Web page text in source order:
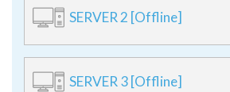
SERVER 2 [Offline]
SERVER 3 [Offline]